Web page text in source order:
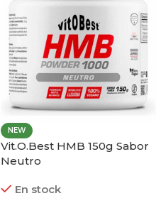
NEW
Vit.O.Best HMB 150g Sabor
Neutro
En stock